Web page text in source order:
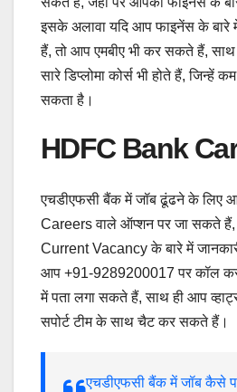
इसके अलावा यदि आप फाइनेंस के बारे
हैं, तो आप एमबीए भी कर सकते हैं,
सारे डिप्लोमा कोर्स भी होते हैं, जिन्हें
सकता है।
HDFC Bank
एचडीएफसी बैंक में जॉब ढूंढने के लिए
Careers वाले ऑप्शन पर जा सकते
Current Vacancy के बारे में
आप +91-9289200017 पर कॉल
में पता लगा सकते हैं, साथ ही आप
सपोर्ट टीम के साथ चैट कर सकते हैं।
एचडीएफसी बैंक में जॉब कैसे